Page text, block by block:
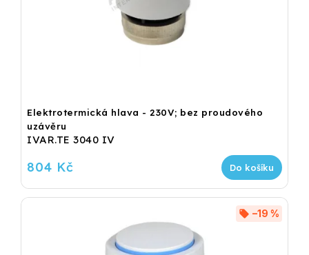
Elektrotermická hlava - 230V; bez proudového
uzávěru
IVAR.TE 3040 IV
804 Kč Do košíku
–19 %